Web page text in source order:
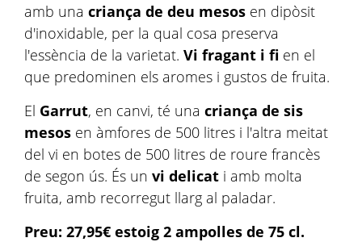
amb una criança de deu mesos en dipòsit
d'inoxidable, per la qual cosa preserva
l'essència de la varietat. Vi fragant i fi en el
que predominen els aromes i gustos de fruita.
El Garrut, en canvi, té una criança de sis
mesos en àmfores de 500 litres i l'altra meitat
del vi en botes de 500 litres de roure francès
de segon ús. És un vi delicat i amb molta
fruita, amb recorregut llarg al paladar.
Preu: 27,95€ estoig 2 ampolles de 75 cl.